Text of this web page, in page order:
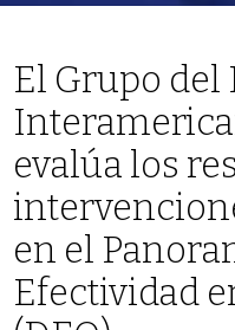
El Grupo del
evalúa los
en el
Efectividad